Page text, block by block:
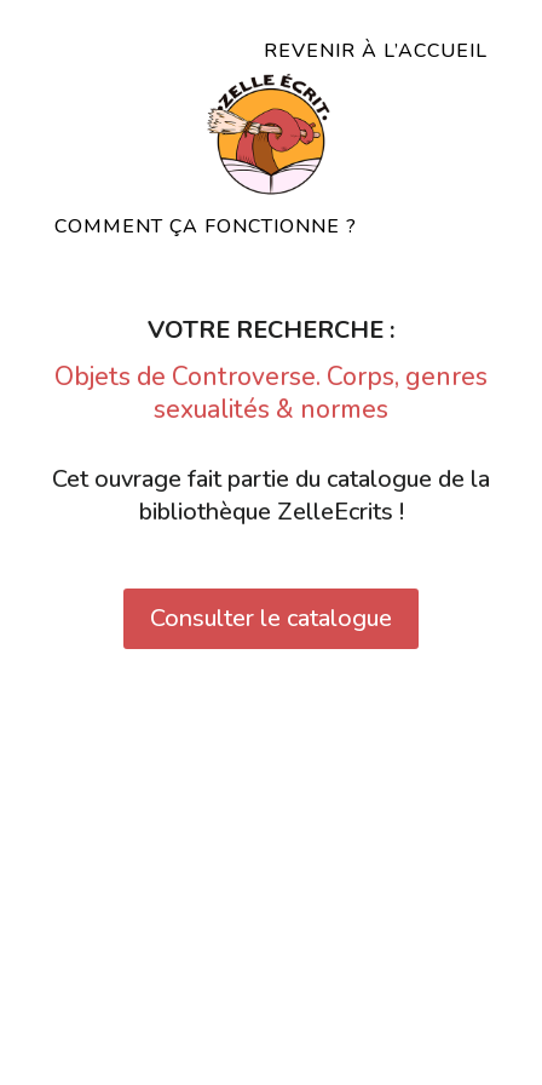
REVENIR À L’ACCUEIL
COMMENT ÇA FONCTIONNE ?
VOTRE RECHERCHE :
Objets de Controverse. Corps, genres
sexualités & normes
Cet ouvrage fait partie du catalogue de la
bibliothèque ZelleEcrits !
Consulter le catalogue